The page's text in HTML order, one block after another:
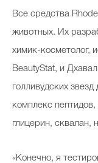
Все средства
животных. Их
химик-косметолог,
BeautyStat, и
голливудских
комплекс
глицерин, сквалан,
«Конечно, я